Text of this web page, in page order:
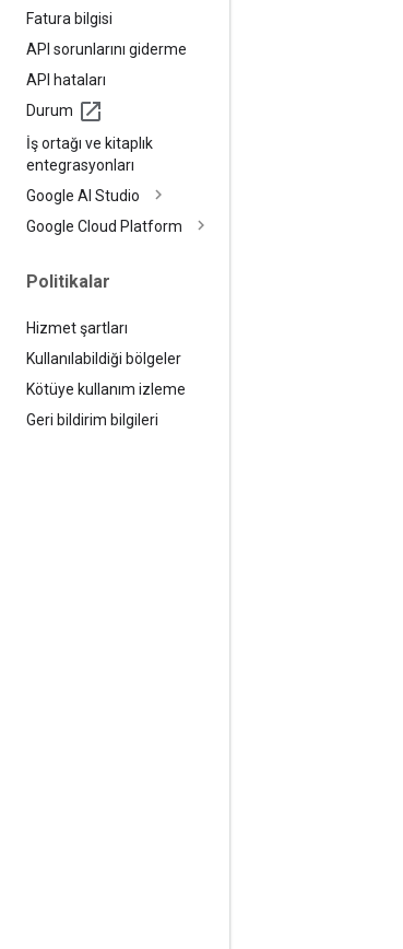
Fatura bilgisi
API sorunlarını giderme
API hataları
Durum
İş ortağı ve kitaplık
entegrasyonları
Google AI Studio
Google Cloud Platform
Politikalar
Hizmet şartları
Kullanılabildiği bölgeler
Kötüye kullanım izleme
Geri bildirim bilgileri